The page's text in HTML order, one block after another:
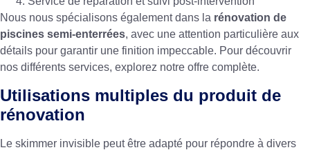
Nous nous spécialisons également dans la rénovation de
piscines semi-enterrées, avec une attention particulière aux
détails pour garantir une finition impeccable. Pour découvrir
nos différents services, explorez notre offre complète.
Utilisations multiples du produit de
rénovation
Le skimmer invisible peut être adapté pour répondre à divers